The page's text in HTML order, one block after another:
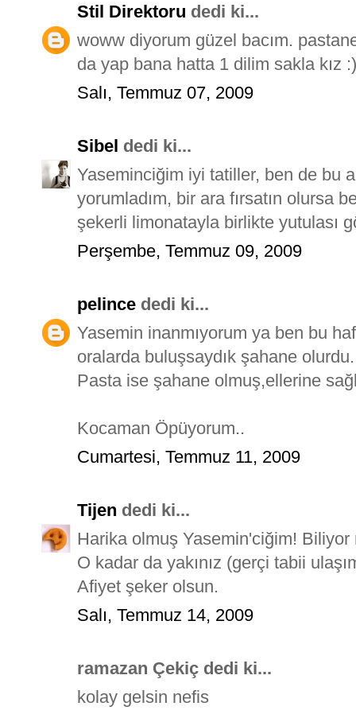
Stil Direktoru dedi ki...
woww diyorum güzel bacım.
da yap bana hatta 1 dilim sakla kız
Salı, Temmuz 07, 2009
Sibel dedi ki...
Yaseminciğim iyi tatiller, ben de bu
yorumladım, bir ara fırsatın olursa
şekerli limonatayla birlikte yutulası
Perşembe, Temmuz 09, 2009
pelince dedi ki...
Yasemin inanmıyorum ya ben bu
oralarda buluşsaydık şahane
Pasta ise şahane olmuş,ellerine
Kocaman Öpüyorum..
Cumartesi, Temmuz 11, 2009
Tijen dedi ki...
Harika olmuş Yasemin'ciğim!
O kadar da yakınız (gerçi tabii
Afiyet şeker olsun.
Salı, Temmuz 14, 2009
ramazan Çekiç dedi ki...
kolay gelsin nefis